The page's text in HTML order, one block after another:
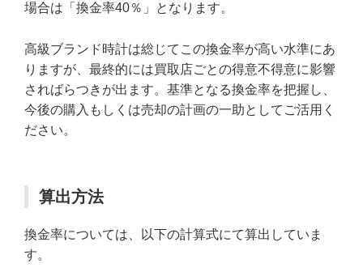
場合は「換金率40％」となります。
高級ブランド時計は総じてこの換金率が高い水準にあ
りますが、最終的には買取店ごとの得意不得意に影響
さればらつきが出ます。基準となる換金率を把握し、
今後の購入もしくは売却の計画の一助としてご活用く
ださい。
算出方法
換金率については、以下の計算式にて算出していま
す。